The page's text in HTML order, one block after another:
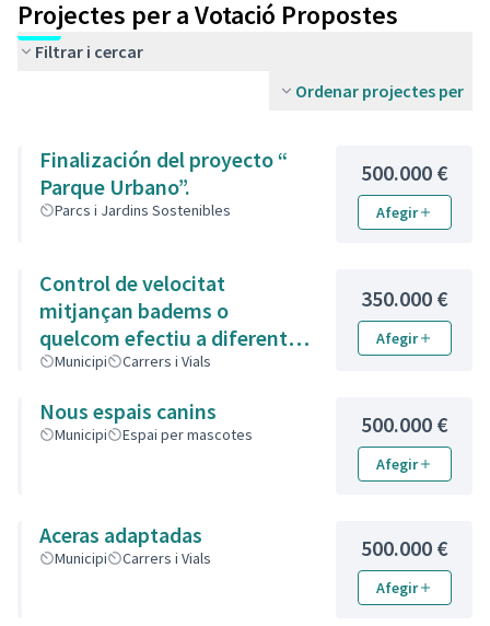
Projectes per a Votació Propostes
Filtrar i cercar
Ordenar projectes per
Finalización del proyecto “
Parque Urbano”.
Parcs i Jardins Sostenibles
500.000 €
Afegir
Control de velocitat
mitjançan badems o
quelcom efectiu a diferents
carrers del Municipi
Municipi Carrers i Vials
350.000 €
Afegir
Nous espais canins
Municipi Espai per mascotes 500.000 €
Afegir
Aceras adaptadas
Municipi Carrers i Vials 500.000 €
Afegir